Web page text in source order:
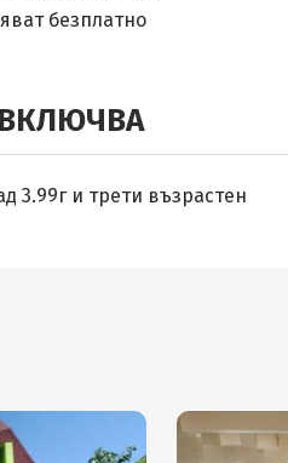
безплатно
3.99г и трети възрастен